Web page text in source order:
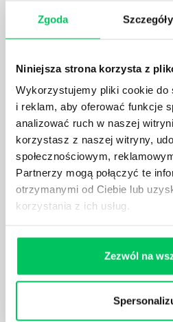
Zgoda Szczegóły
Niniejsza strona korzysta z
Wykorzystujemy pliki cookie do
i reklam, aby oferować funkcje
analizować ruch w naszej
korzystasz z naszej witryny,
społecznościowym,
Partnerzy mogą połączyć te
otrzymanymi od Ciebie lub
korzystania z ich usług.
Zezwól na
GDZIE MOŻEMY
WYMAGANIAMI NORM
MEDYCZNYCH?
W związku z ogromnym
społeczeństwa wprowadzane
które mają za zadanie
dziedziny gospodarki. Dzięki
będą zobowiązane
wprowadzenie dąży do